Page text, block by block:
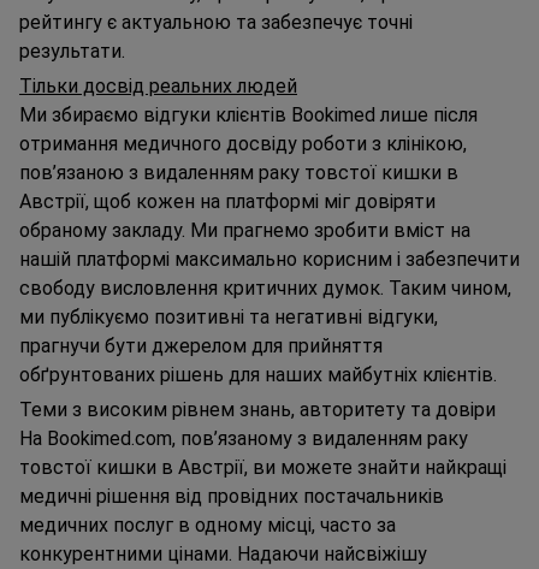
рейтингу є актуальною та забезпечує точні
результати.
Тільки досвід реальних людей
Ми збираємо відгуки клієнтів Bookimed лише після
отримання медичного досвіду роботи з клінікою,
пов’язаною з видаленням раку товстої кишки в
Австрії, щоб кожен на платформі міг довіряти
обраному закладу. Ми прагнемо зробити вміст на
нашій платформі максимально корисним і забезпечити
свободу висловлення критичних думок. Таким чином,
ми публікуємо позитивні та негативні відгуки,
прагнучи бути джерелом для прийняття
обґрунтованих рішень для наших майбутніх клієнтів.
Теми з високим рівнем знань, авторитету та довіри
На Bookimed.com, пов’язаному з видаленням раку
товстої кишки в Австрії, ви можете знайти найкращі
медичні рішення від провідних постачальників
медичних послуг в одному місці, часто за
конкурентними цінами. Надаючи найсвіжішу